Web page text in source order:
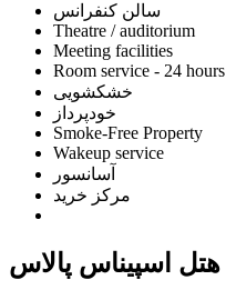
سالن کنفرانس
Theatre / auditorium
Meeting facilities
Room service - 24 hours
خشکشویی
خودپرداز
Smoke-Free Property
Wakeup service
آسانسور
مرکز خرید
هتل اسپیناس پالاس